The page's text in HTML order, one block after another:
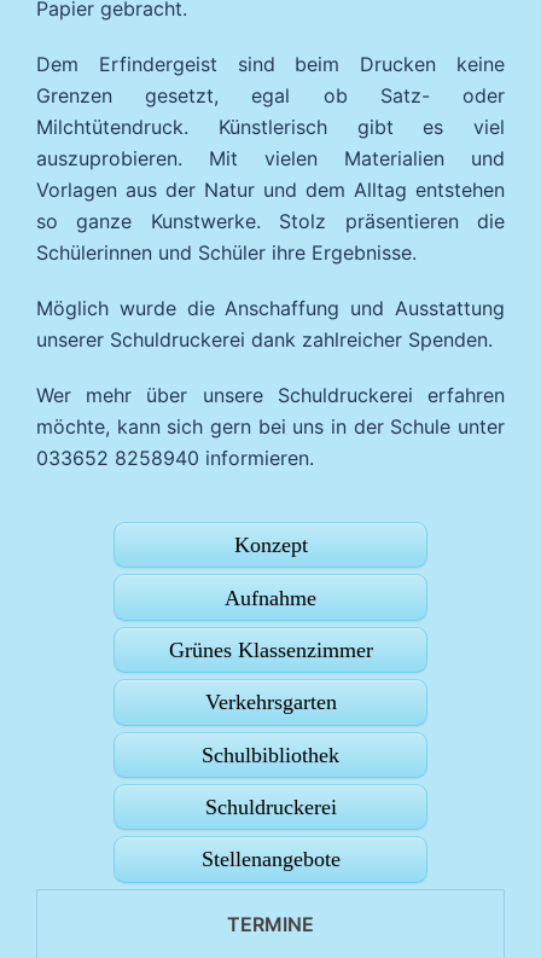
Papier gebracht.
Dem Erfindergeist sind beim Drucken keine
Grenzen gesetzt, egal ob Satz- oder
Milchtütendruck. Künstlerisch gibt es viel
auszuprobieren. Mit vielen Materialien und
Vorlagen aus der Natur und dem Alltag entstehen
so ganze Kunstwerke. Stolz präsentieren die
Schülerinnen und Schüler ihre Ergebnisse.
Möglich wurde die Anschaffung und Ausstattung
unserer Schuldruckerei dank zahlreicher Spenden.
Wer mehr über unsere Schuldruckerei erfahren
möchte, kann sich gern bei uns in der Schule unter
033652 8258940 informieren.
Konzept
Aufnahme
Grünes Klassenzimmer
Verkehrsgarten
Schulbibliothek
Schuldruckerei
Stellenangebote
TERMINE